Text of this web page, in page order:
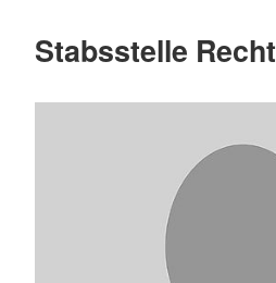
Stabsstelle Recht